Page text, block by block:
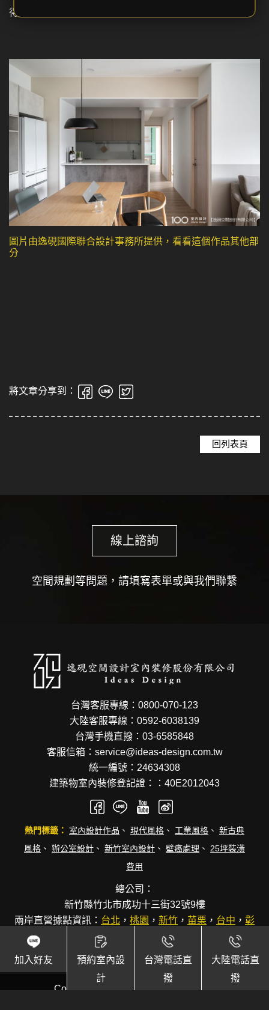
得。
圖片由逸硯國際聯合設計事務所提供，看看這個作品其他部
分
將文章分享到：
回列表頁
線上諮詢
空間規劃等問題，請填寫表單或與我們聯繫
加入好友
預約室內設
計
台灣電話直
撥
大陸電話直
撥
台灣客服專線：0800-070-123
大陸客服專線：0592-6038139
台灣手機直撥：03-6585848
客服信箱：service@ideas-design.com.tw
統一編號：24634308
建築物室內裝修登記證：：40E2012043
熱門標籤： 室內設計作品 、 現代風格 、 工業風格 、 新古典
風格 、 辦公室設計 、 新竹室內設計 、 壁癌處理 、 25坪裝潢
費用
總公司：
新竹縣竹北市成功十三街32號9樓
兩岸直營據點資訊： 台北 ， 桃園 ， 新竹 ， 苗栗 ， 台中 ， 彰
化，台南 ，廈門
Copyright © 逸硯國際聯合設計事務所.